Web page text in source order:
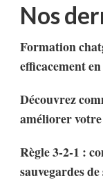
Nos
Formation
efficacement
Découvrez
améliorer votre
Règle 3-2-1 :
sauvegardes